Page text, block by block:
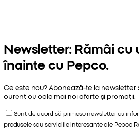
Newsletter: Rămâi cu
înainte cu Pepco.
Ce este nou? Abonează-te la newsletter
curent cu cele mai noi oferte și promoții.
Sunt de acord să primesc newsletter cu
produsele sau serviciile interesante ale Pepco